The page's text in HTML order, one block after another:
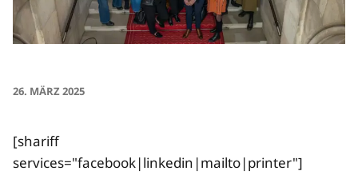
26. MÄRZ 2025
[shariff
services="facebook|linkedin|mailto|printer"]